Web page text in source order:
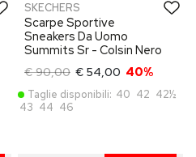
SKECHERS
Scarpe Sportive
Sneakers Da Uomo
Summits Sr - Colsin Nero
€ 90,00 € 54,00 40%
Taglie disponibili: 40 42 42½
43 44 46